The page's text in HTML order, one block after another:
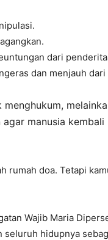
dari
dan menjauh dari
menghukum,
manusia
rumah doa. Tetapi
Wajib Maria
hidupnya